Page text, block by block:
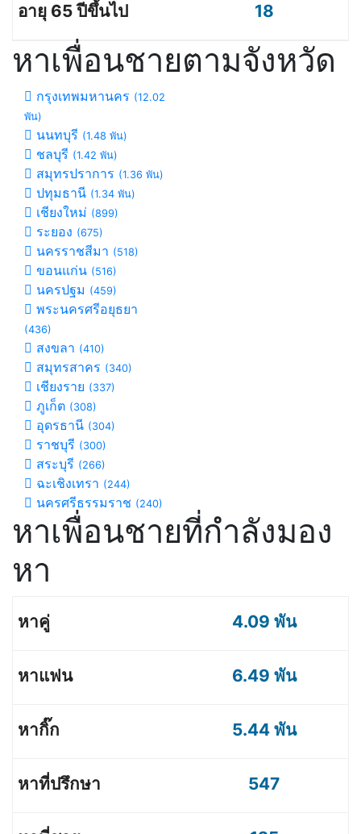
18
หาเพื่อนชายตามจังหวัด
กรุงเทพมหานคร (12.02
พัน)
นนทบุรี (1.48 พัน)
ชลบุรี (1.42 พัน)
สมุทรปราการ (1.36 พัน)
ปทุมธานี (1.34 พัน)
เชียงใหม่ (899)
ระยอง (675)
นครราชสีมา (518)
ขอนแก่น (516)
นครปฐม (459)
พระนครศรีอยุธยา
(436)
สงขลา (410)
สมุทรสาคร (340)
เชียงราย (337)
ภูเก็ต (308)
อุดรธานี (304)
ราชบุรี (300)
สระบุรี (266)
ฉะเชิงเทรา (244)
นครศรีธรรมราช (240)
หาเพื่อนชายที่กำลังมอง
หา
4.09 พัน
6.49 พัน
5.44 พัน
547